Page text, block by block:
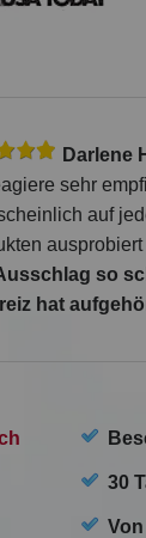
Darlene
sehr
auf
so
hat
30